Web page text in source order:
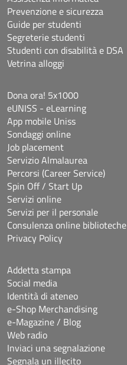
Prevenzione e sicurezza
Guide per studenti
Segreterie studenti
Studenti con disabilità e DSA
Vetrina alloggi
Dona ora! 5x1000
eUNISS - eLearning
App mobile Uniss
Sondaggi online
Job placement
Servizio Almalaurea
Percorsi (Career Service)
Spin Off / Start Up
Servizi online
Servizi per il personale
Consulenza online biblioteche
Privacy Policy
Addetta stampa
Social media
Identità di ateneo
e-Shop Merchandising
e-Magazine / Blog
Web radio
Inviaci una segnalazione
Segnala un illecito